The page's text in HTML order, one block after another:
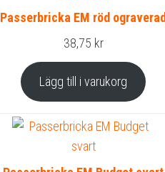
Passerbricka EM röd ograverad
38,75 kr
Lägg till i varukorg